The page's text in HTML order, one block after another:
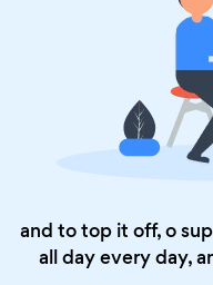
and to top it off, o
all day every day,